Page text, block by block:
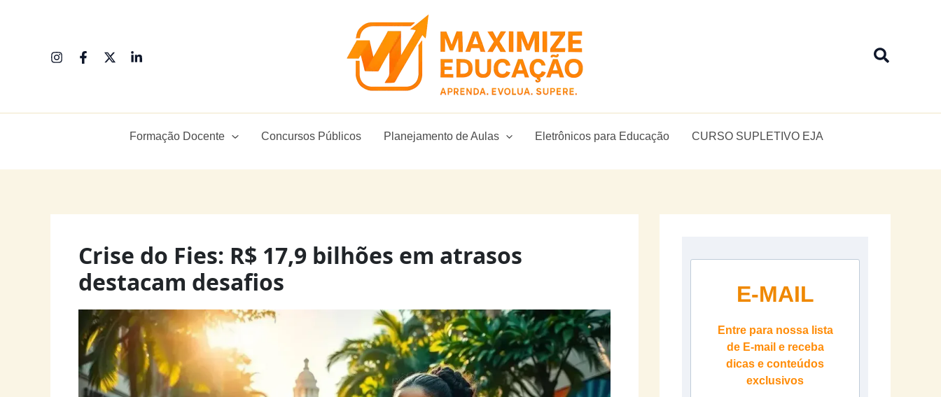
Formação Docente Concursos Públicos Planejamento de Aulas Eletrônicos para Educação CURSO SUPLETIVO EJA
Crise do Fies: R$ 17,9 bilhões em atrasos
destacam desafios
E-MAIL
Entre para nossa lista
de E-mail e receba
dicas e conteúdos
exclusivos